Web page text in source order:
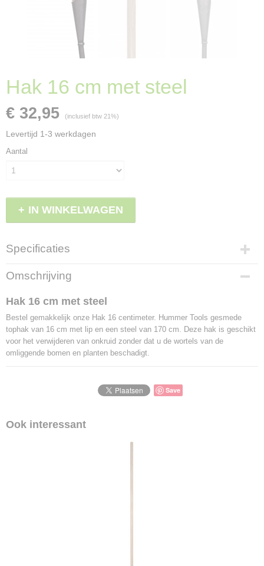
Hak 16 cm met steel
€ 32,95 (inclusief btw 21%)
Levertijd 1-3 werkdagen
Aantal
IN WINKELWAGEN
Specificaties
Productcode
LBS - HHT151
EAN code
Omschrijving
Hak 16 cm met steel
Bestel gemakkelijk onze Hak 16 centimeter. Hummer Tools gesmede
tophak van 16 cm met lip en een steel van 170 cm. Deze hak is geschikt
voor het verwijderen van onkruid zonder dat u de wortels van de
omliggende bomen en planten beschadigt.
Save
Ook interessant